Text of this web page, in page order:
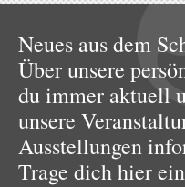
Neues aus dem
Über unsere
du immer aktuell
unsere
Ausstellungen
Trage dich hier